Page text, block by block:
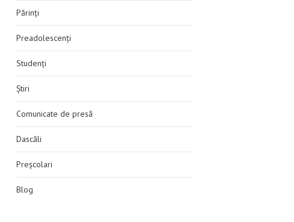
Părinți
Preadolescenți
Studenți
Știri
Comunicate de presă
Dascăli
Preșcolari
Blog